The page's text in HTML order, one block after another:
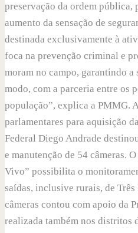
preservação da ordem pública,
aumento da sensação de
destinada exclusivamente à
foca na prevenção criminal e
moram no campo, garantindo a
modo, com a parceria entre os
população”, explica a PMMG.
parlamentares para aquisição
Federal Diego Andrade
e manutenção de 54 câmeras.
Vivo” possibilita o
saídas, inclusive rurais, de Três
câmeras contou com apoio da
realizada também nos distritos